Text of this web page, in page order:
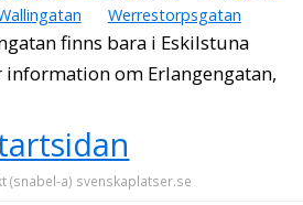
Werrestorpsgatan
finns bara i Eskilstuna
information om Erlangengatan,
(snabel-a) svenskaplatser.se